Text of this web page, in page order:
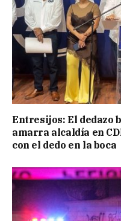
Entresijos: El dedazo
amarra alcaldía en
con el dedo en la boca